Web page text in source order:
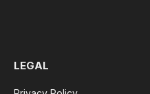
LEGAL